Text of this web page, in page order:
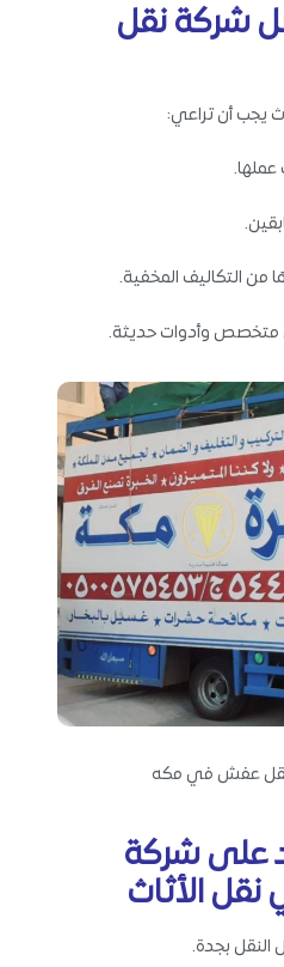
شركة نقل
يجب أن تراعي:
من التكاليف المخفية.
متخصص وأدوات حديثة.
عفش في مكه
على شركة
الأثاث
بجدة.